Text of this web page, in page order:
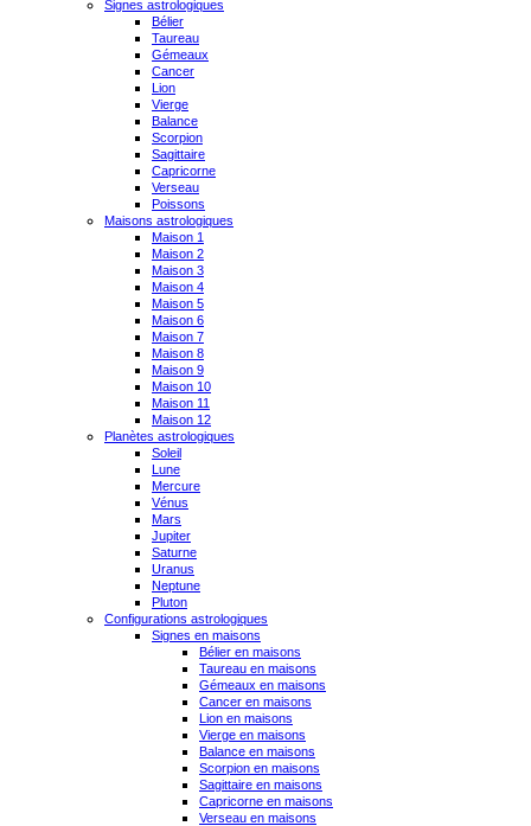
Signes astrologiques
Bélier
Taureau
Gémeaux
Cancer
Lion
Vierge
Balance
Scorpion
Sagittaire
Capricorne
Verseau
Poissons
Maisons astrologiques
Maison 1
Maison 2
Maison 3
Maison 4
Maison 5
Maison 6
Maison 7
Maison 8
Maison 9
Maison 10
Maison 11
Maison 12
Planètes astrologiques
Soleil
Lune
Mercure
Vénus
Mars
Jupiter
Saturne
Uranus
Neptune
Pluton
Configurations astrologiques
Signes en maisons
Bélier en maisons
Taureau en maisons
Gémeaux en maisons
Cancer en maisons
Lion en maisons
Vierge en maisons
Balance en maisons
Scorpion en maisons
Sagittaire en maisons
Capricorne en maisons
Verseau en maisons